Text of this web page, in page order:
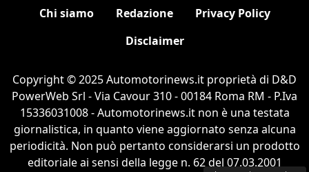
Chi siamo Redazione
Privacy Policy
Disclaimer
Copyright © 2025 Automotorinews.it proprietà di D&D
PowerWeb Srl - Via Cavour 310 - 00184 Roma RM - P.Iva
15336031008 - Automotorinews.it non è una testata
giornalistica, in quanto viene aggiornato senza alcuna
periodicità. Non può pertanto considerarsi un prodotto
editoriale ai sensi della legge n. 62 del 07.03.2001